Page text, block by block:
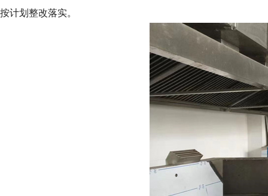
按计划整改落实。